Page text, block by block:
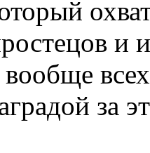
и
за